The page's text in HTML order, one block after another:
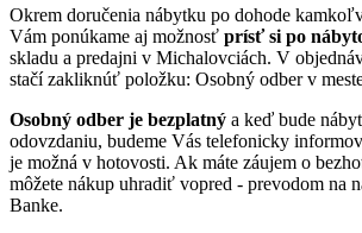
Okrem doručenia nábytku po dohode
Vám ponúkame aj možnosť prísť si po
skladu a predajni v Michalovciách. V
stačí zakliknúť položku: Osobný odber v
Osobný odber je bezplatný a keď bude
odovzdaniu, budeme Vás telefonicky
je možná v hotovosti. Ak máte záujem o
môžete nákup uhradiť vopred - prevodom na
Banke.